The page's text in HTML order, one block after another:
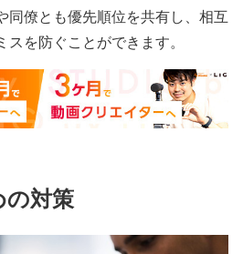
同僚とも優先順位を共有し、相互
を防ぐことができます。
の対策